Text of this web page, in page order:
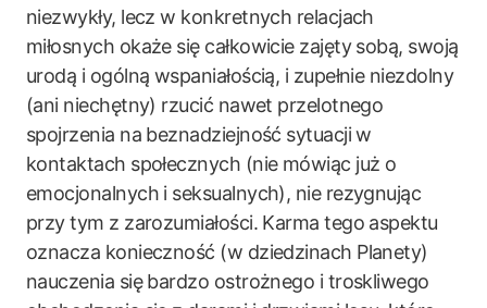
niezwykły, lecz w konkretnych relacjach
miłosnych okaże się całkowicie zajęty sobą, swoją
urodą i ogólną wspaniałością, i zupełnie niezdolny
(ani niechętny) rzucić nawet przelotnego
spojrzenia na beznadziejność sytuacji w
kontaktach społecznych (nie mówiąc już o
emocjonalnych i seksualnych), nie rezygnując
przy tym z zarozumiałości. Karma tego aspektu
oznacza konieczność (w dziedzinach Planety)
nauczenia się bardzo ostrożnego i troskliwego